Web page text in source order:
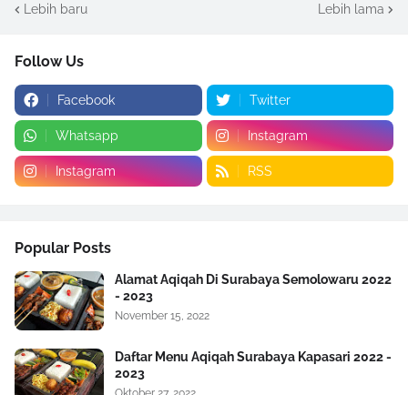
Lebih baru Lebih lama
Follow Us
Facebook Twitter
Whatsapp Instagram
Instagram RSS
Popular Posts
Alamat Aqiqah Di Surabaya Semolowaru 2022
- 2023
November 15, 2022
Daftar Menu Aqiqah Surabaya Kapasari 2022 -
2023